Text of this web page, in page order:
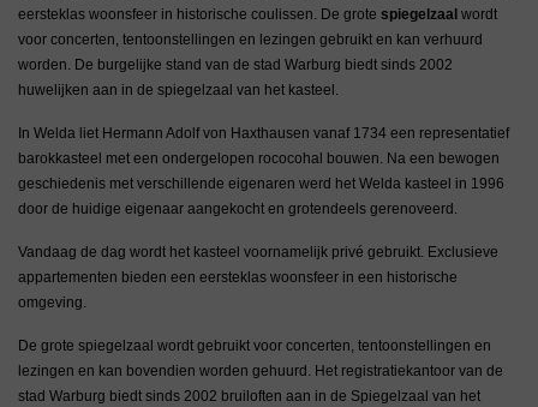
eersteklas woonsfeer in historische coulissen. De grote spiegelzaal wordt
voor concerten, tentoonstellingen en lezingen gebruikt en kan verhuurd
worden. De burgelijke stand van de stad Warburg biedt sinds 2002
huwelijken aan in de spiegelzaal van het kasteel.
In Welda liet Hermann Adolf von Haxthausen vanaf 1734 een representatief
barokkasteel met een ondergelopen rococohal bouwen. Na een bewogen
geschiedenis met verschillende eigenaren werd het Welda kasteel in 1996
door de huidige eigenaar aangekocht en grotendeels gerenoveerd.
Vandaag de dag wordt het kasteel voornamelijk privé gebruikt. Exclusieve
appartementen bieden een eersteklas woonsfeer in een historische
omgeving.
De grote spiegelzaal wordt gebruikt voor concerten, tentoonstellingen en
lezingen en kan bovendien worden gehuurd. Het registratiekantoor van de
stad Warburg biedt sinds 2002 bruiloften aan in de Spiegelzaal van het